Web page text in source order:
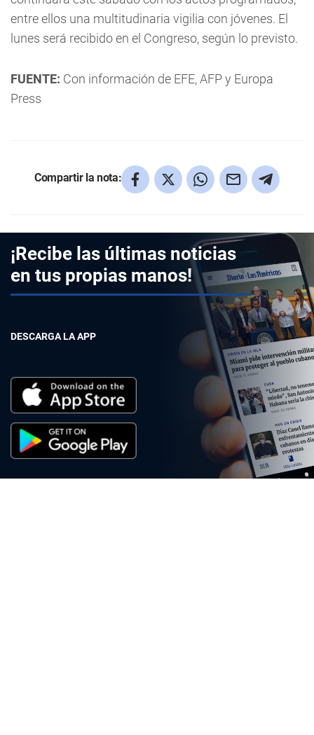
entre ellos una multitudinaria vigilia con jóvenes. El
lunes será recibido en el Congreso, según lo previsto.
FUENTE: Con información de EFE, AFP y Europa
Press
Compartir la nota:
¡Recibe las últimas noticias
en tus propias manos!
DESCARGA LA APP